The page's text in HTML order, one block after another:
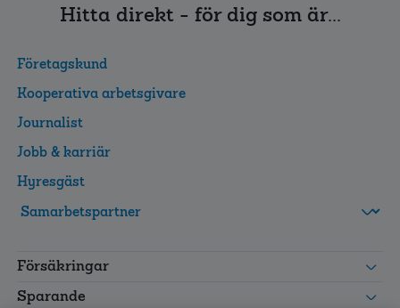
Hitta direkt - för dig som är...
Företagskund
Kooperativa arbetsgivare
Journalist
Jobb & karriär
Hyresgäst
grupp
Leverantörswebb
Försäkringar
Sparande